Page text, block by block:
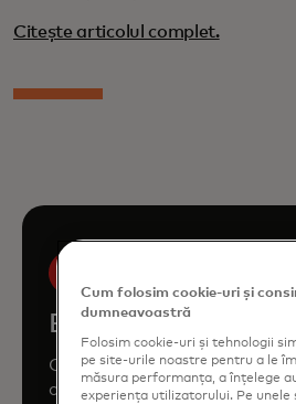
Citește articolul complet.
Book a demo
Consult our team to learn
can enhance your business
Cum folosim cookie-uri și
dumneavoastră
Folosim cookie-uri și tehnologii
pe site-urile noastre pentru a le
măsura performanța, a înțelege
experiența utilizatorului. Pe unele